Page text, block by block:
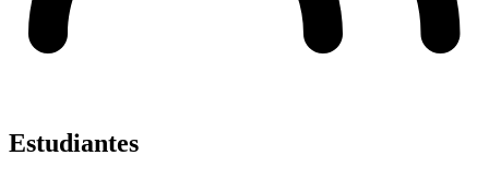
Estudiantes